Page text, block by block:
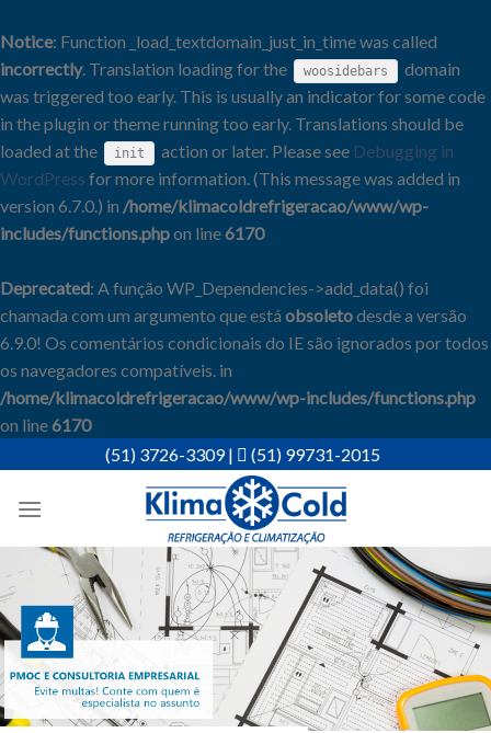
Notice: Function _load_textdomain_just_in_time was called
incorrectly. Translation loading for the woosidebars
domain
was triggered too early. This is usually an indicator for some code
in the plugin or theme running too early. Translations should be
loaded at the
init action or later. Please see Debugging in
WordPress for more information. (This message was added in
version 6.7.0.) in /home/klimacoldrefrigeracao/www/wp-
includes/functions.phpon line6170
Deprecated: A função WP_Dependencies->add_data() foi
chamada com um argumento que está obsoletodesde a versão
6.9.0! Os comentários condicionais do IE são ignorados por todos
os navegadores compatíveis. in
/home/klimacoldrefrigeracao/www/wp-includes/functions.php
on line6170
content
(51) 3726-3309| (51) 99731-2015